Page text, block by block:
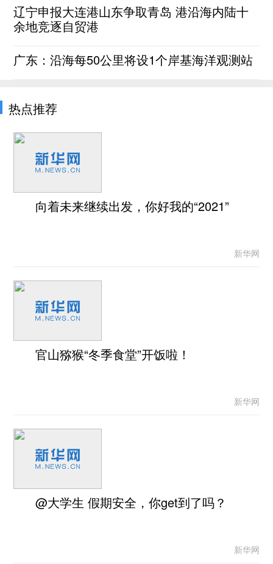
辽宁申报大连港山东争取青岛 港沿海内陆十
余地竞逐自贸港
广东：沿海每50公里将设1个岸基海洋观测站
热点推荐
向着未来继续出发，你好我的“2021”
新华网
官山猕猴“冬季食堂”开饭啦！
新华网
@大学生 假期安全，你get到了吗？
新华网